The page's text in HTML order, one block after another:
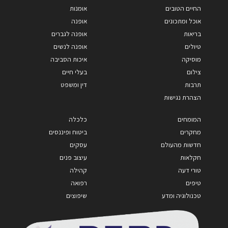
החיים הטובים
אוכל ומתכונים
בריאות
טיולים
מוסיקה
צילום
תרבות
הצהרת נגישות
אומנות
אופנה
אופנה לגברים
אופנה לנשים
איכות הסביבה
בעלי חיים
דין ומשפט
המומחים
מחקרים
חדשות מהעולם
חקלאות
טורי דעה
טיפים
טכנולוגיה ומדע
כלכלה
ביטוח ופיננסים
עסקים
עיצוב פנים
קהילה
רפואה
שיפוצים